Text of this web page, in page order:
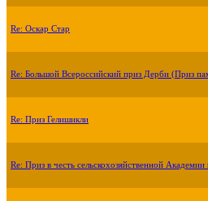
Re: Оскар Стар
Re: Большой Всероссийский приз Дерби (Приз
Re: Приз Гелишикли
Re: Приз в честь сельскохозяйственной